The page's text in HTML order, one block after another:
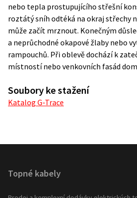
nebo tepla prostupujícího střešní
roztátý sníh odtéká na okraj střechy
může začít mrznout. Konečným
a neprůchodné okapové žlaby nebo
rampouchů. Při oblevě dochází k
místností nebo venkovních fasád
Soubory ke stažení
Katalog G-Trace
Topné kabely